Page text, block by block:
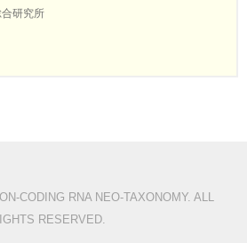
研究所
CODING RNA NEO-TAXONOMY. ALL
RESERVED.